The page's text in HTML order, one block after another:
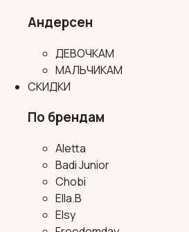
Андерсен
ДЕВОЧКАМ
МАЛЬЧИКАМ
СКИДКИ
По брендам
Aletta
Badi Junior
Chobi
Ella.B
Elsy